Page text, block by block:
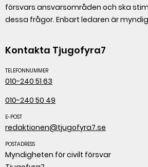
försvars ansvarsområden och ska
dessa frågor. Enbart ledaren är
Kontakta Tjugofyra7
TELEFONNUMMER
010-240 51 63
010-240 50 49
E-POST
redaktionen@tjugofyra7.se
POSTADRESS
Myndigheten för civilt försvar